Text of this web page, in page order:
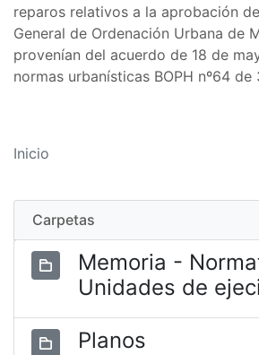
reparos relativos a la aprobación
General de Ordenación Urbana de
provenían del acuerdo de 18 de
normas urbanísticas BOPH nº64 de
Inicio
Carpetas
Memoria -
Unidades de
Planos